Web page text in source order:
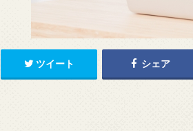
ツイート シェア